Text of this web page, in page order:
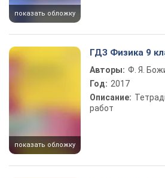
показать обложку
показать обложку
ГДЗ Физика 9
Авторы: Ф. Я.
Год: 2017
Описание:
работ